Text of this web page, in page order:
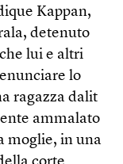
Kappan,
detenuto
lui e altri
lo
ragazza dalit
ammalato
moglie, in una